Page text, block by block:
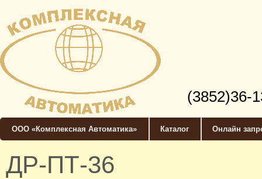
(3852)36-
ООО «Комплексная Автоматика» Каталог Онлайн
ДР-ПТ-36